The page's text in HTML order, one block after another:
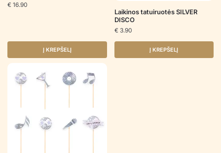
€ 16.90
Į KREPŠELĮ
Laikinos tatuiruotės SILVER
DISCO
€ 3.90
Į KREPŠELĮ